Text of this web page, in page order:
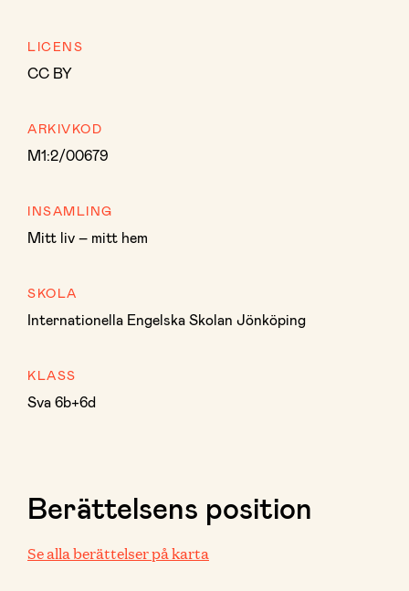
LICENS
CC BY
ARKIVKOD
M1:2/00679
INSAMLING
Mitt liv – mitt hem
SKOLA
Internationella Engelska Skolan Jönköping
KLASS
Sva 6b+6d
Berättelsens position
Se alla berättelser på karta